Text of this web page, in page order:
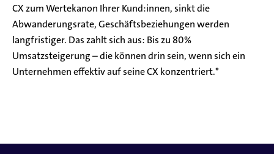
CX zum Wertekanon Ihrer Kund:innen, sinkt die
Abwanderungsrate, Geschäftsbeziehungen werden
langfristiger. Das zahlt sich aus: Bis zu 80%
Umsatzsteigerung – die können drin sein, wenn sich ein
Unternehmen effektiv auf seine CX konzentriert.*